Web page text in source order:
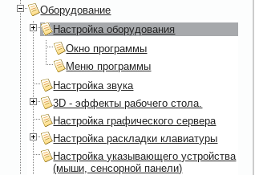
Оборудование
Настройка оборудования
Окно программы
Меню программы
Настройка звука
3D - эффекты рабочего стола.
Настройка графического сервера
Настройка раскладки клавиатуры
Настройка указывающего устройства
(мыши, сенсорной панели)